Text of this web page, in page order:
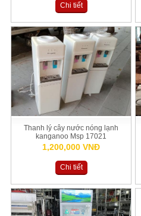
Chi tiết
Thanh lý cây nước nóng lạnh
kanganoo Msp 17021
1,200,000 VNĐ
Chi tiết